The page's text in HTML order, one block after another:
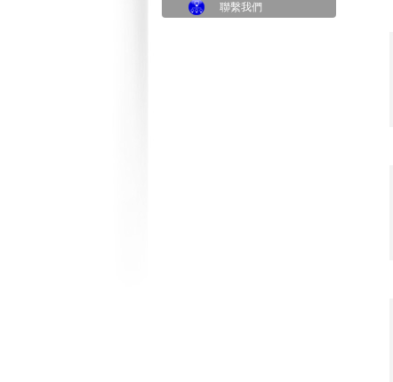
聯繫我們